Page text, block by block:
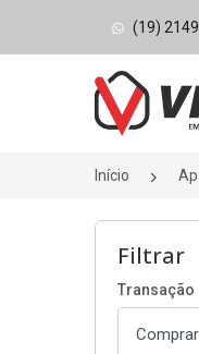
(19)
Página
Início
Filtrar
Transação